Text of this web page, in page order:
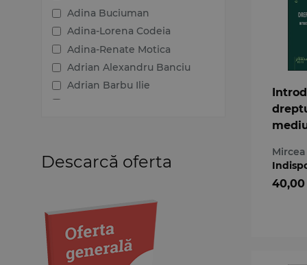
2009
2008
2007
2006
Adina Buciuman
Adina-Lorena Codeia
Adina-Renate Motica
Adrian Alexandru Banciu
Adrian Barbu Ilie
Adrian Mihai Hotca
Adrian Urichianu
Adrian-Mihai Zamfir
Adriana Almasan
Descarcă oferta